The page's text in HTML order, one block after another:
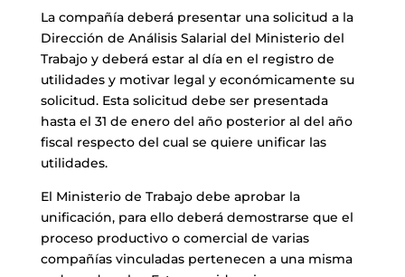
La compañía deberá presentar una solicitud a la
Dirección de Análisis Salarial del Ministerio del
Trabajo y deberá estar al día en el registro de
utilidades y motivar legal y económicamente su
solicitud. Esta solicitud debe ser presentada
hasta el 31 de enero del año posterior al del año
fiscal respecto del cual se quiere unificar las
utilidades.
El Ministerio de Trabajo debe aprobar la
unificación, para ello deberá demostrarse que el
proceso productivo o comercial de varias
compañías vinculadas pertenecen a una misma